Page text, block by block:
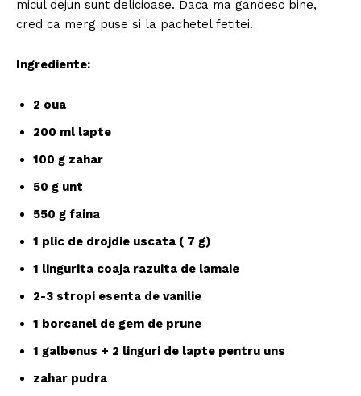
micul dejun sunt delicioase. Daca ma gandesc bine,
cred ca merg puse si la pachetel fetitei.
Ingrediente:
2 oua
200 ml lapte
100 g zahar
50 g unt
550 g faina
1 plic de drojdie uscata ( 7 g)
1 lingurita coaja razuita de lamaie
2-3 stropi esenta de vanilie
1 borcanel de gem de prune
1 galbenus + 2 linguri de lapte pentru uns
zahar pudra